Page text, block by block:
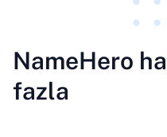
NameHero
fazla